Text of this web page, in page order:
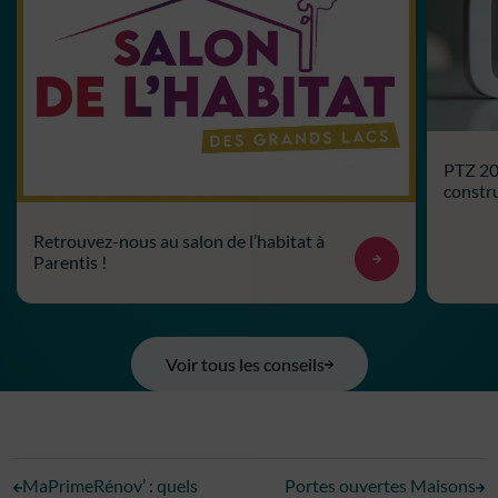
Retrouvez-nous au salon de l’habitat à
Parentis !
PTZ
Voir tous les conseils
MaPrimeRénov’ : quels
Portes ouvertes Maisons